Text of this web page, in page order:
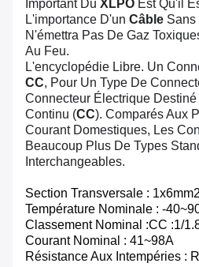
Important Du XLPO Est Qu'il
L'importance D'un Câble Sans
N'émettra Pas De Gaz
Au Feu.
L'encyclopédie Libre. Un
CC, Pour Un Type De
Connecteur Électrique
Continu (CC). Comparés Aux
Courant Domestiques, Les
Beaucoup Plus De Types
Interchangeables.
Section Transversale : 1x6mm
Température Nominale : -
Classement Nominal :CC :1/
Courant Nominal : 41~98A
Résistance Aux Intempéries :